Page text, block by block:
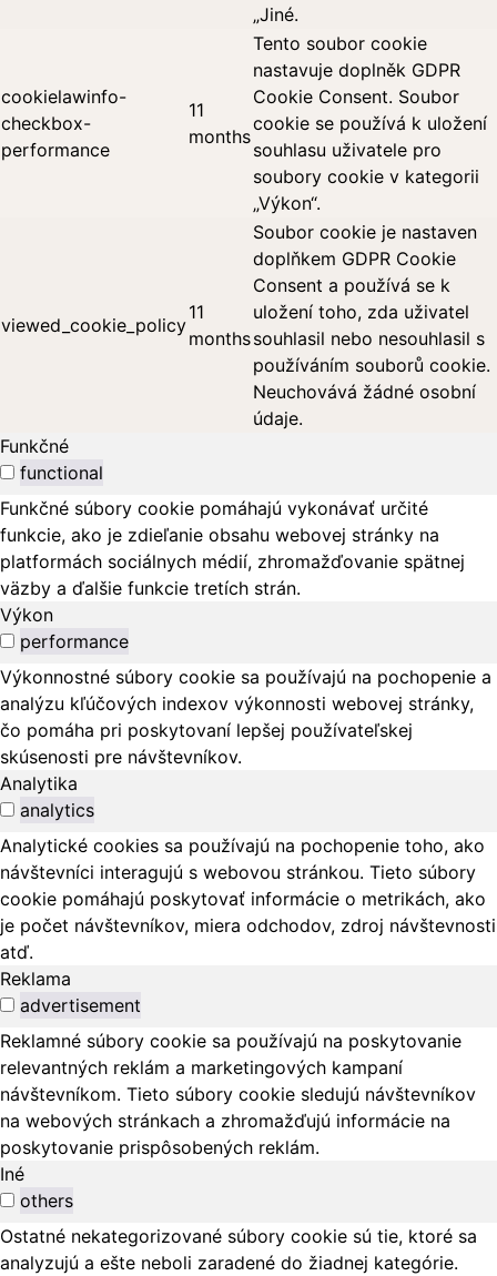
„Jiné.
cookielawinfo-
checkbox-
performance
11
months
Tento soubor cookie
nastavuje doplněk GDPR
Cookie Consent. Soubor
cookie se používá k uložení
souhlasu uživatele pro
soubory cookie v kategorii
„Výkon“.
viewed_cookie_policy
11
months
Soubor cookie je nastaven
doplňkem GDPR Cookie
Consent a používá se k
uložení toho, zda uživatel
souhlasil nebo nesouhlasil s
používáním souborů cookie.
Neuchovává žádné osobní
údaje.
Funkčné
functional
Funkčné súbory cookie pomáhajú vykonávať určité
funkcie, ako je zdieľanie obsahu webovej stránky na
platformách sociálnych médií, zhromažďovanie spätnej
väzby a ďalšie funkcie tretích strán.
Výkon
performance
Výkonnostné súbory cookie sa používajú na pochopenie a
analýzu kľúčových indexov výkonnosti webovej stránky,
čo pomáha pri poskytovaní lepšej používateľskej
skúsenosti pre návštevníkov.
Analytika
analytics
Analytické cookies sa používajú na pochopenie toho, ako
návštevníci interagujú s webovou stránkou. Tieto súbory
cookie pomáhajú poskytovať informácie o metrikách, ako
je počet návštevníkov, miera odchodov, zdroj návštevnosti
atď.
Reklama
advertisement
Reklamné súbory cookie sa používajú na poskytovanie
relevantných reklám a marketingových kampaní
návštevníkom. Tieto súbory cookie sledujú návštevníkov
na webových stránkach a zhromažďujú informácie na
poskytovanie prispôsobených reklám.
Iné
others
Ostatné nekategorizované súbory cookie sú tie, ktoré sa
analyzujú a ešte neboli zaradené do žiadnej kategórie.